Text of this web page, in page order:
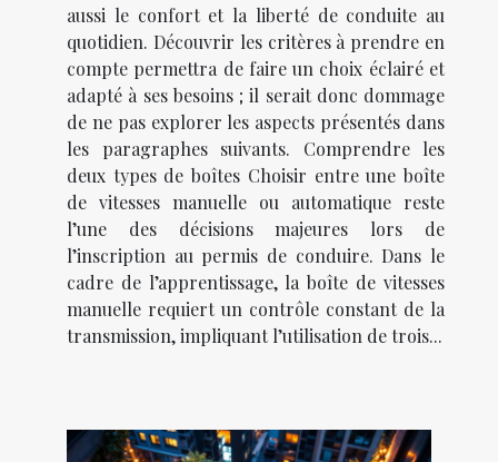
aussi le confort et la liberté de conduite au
quotidien. Découvrir les critères à prendre en
compte permettra de faire un choix éclairé et
adapté à ses besoins ; il serait donc dommage
de ne pas explorer les aspects présentés dans
les paragraphes suivants. Comprendre les
deux types de boîtes Choisir entre une boîte
de vitesses manuelle ou automatique reste
l’une des décisions majeures lors de
l’inscription au permis de conduire. Dans le
cadre de l’apprentissage, la boîte de vitesses
manuelle requiert un contrôle constant de la
transmission, impliquant l’utilisation de trois...